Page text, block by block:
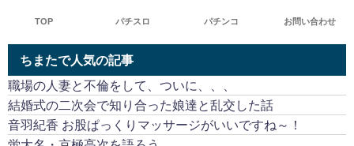
TOP パチスロ パチンコ お問い合わせ
ちまたで人気の記事
職場の人妻と不倫をして、ついに、、、
結婚式の二次会で知り合った娘達と乱交した話
音羽紀香 お股ぱっくりマッサージがいいですね～！